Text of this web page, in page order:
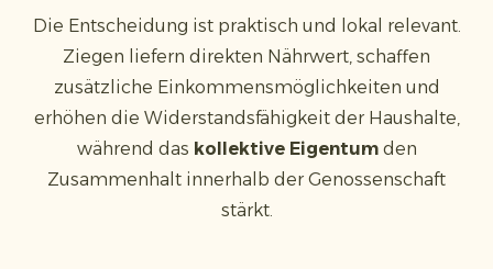
Die Entscheidung ist praktisch und lokal relevant.
Ziegen liefern direkten Nährwert, schaffen
zusätzliche Einkommensmöglichkeiten und
erhöhen die Widerstandsfähigkeit der Haushalte,
während das kollektive Eigentum den
Zusammenhalt innerhalb der Genossenschaft
stärkt.